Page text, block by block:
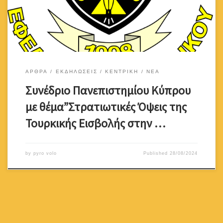
Πυροβολικού ιδρύθηκε τον Απρίλιο του 1998 από ένα αριθμό
εφέδρων του Πυροβολικού […]
ΑΡΘΡΑ ΕΚΔΗΛΩΣΕΙΣ ΚΕΝΤΡΙΚΗ ΝΕΑ
Συνέδριο Πανεπιστημίου Κύπρου
με θέμα”Στρατιωτικές Όψεις της
Τουρκικής Εισβολής στην …
by pyro volo Published 28/08/2024